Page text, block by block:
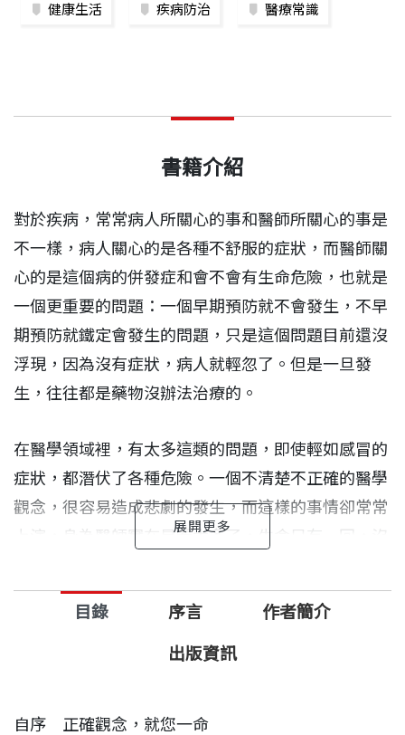
健康生活 疾病防治 醫療常識
書籍介紹
對於疾病，常常病人所關心的事和醫師所關心的事是
不一樣，病人關心的是各種不舒服的症狀，而醫師關
心的是這個病的併發症和會不會有生命危險，也就是
一個更重要的問題：一個早期預防就不會發生，不早
期預防就鐵定會發生的問題，只是這個問題目前還沒
浮現，因為沒有症狀，病人就輕忽了。但是一旦發
生，往往都是藥物沒辦法治療的。
在醫學領域裡，有太多這類的問題，即使輕如感冒的
症狀，都潛伏了各種危險。一個不清楚不正確的醫學
觀念，很容易造成悲劇的發生，而這樣的事情卻常常
上演，身為醫師實在是看太多了，生命只有一回，沒
確的醫學觀念，……也許文中的一句話就能改變一個
人的一生，這個人也許是您自己或您的子女，親朋好
友，即使病不能痊癒，也能將痛苦減輕到最低
目錄 序言 作者簡介
出版資訊
自序 正確觀念，就您一命